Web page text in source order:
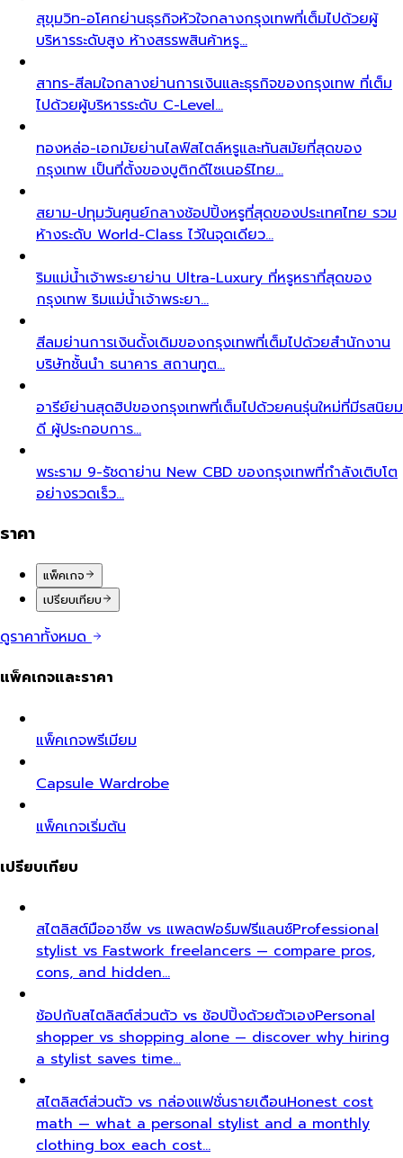
สุขุมวิท-อโศกย่านธุรกิจหัวใจกลางกรุงเทพที่เต็มไปด้วยผู้
บริหารระดับสูง ห้างสรรพสินค้าหรู…
สาทร-สีลมใจกลางย่านการเงินและธุรกิจของกรุงเทพ ที่เต็ม
ไปด้วยผู้บริหารระดับ C-Level…
ทองหล่อ-เอกมัยย่านไลฟ์สไตล์หรูและทันสมัยที่สุดของ
กรุงเทพ เป็นที่ตั้งของบูติกดีไซเนอร์ไทย…
สยาม-ปทุมวันศูนย์กลางช้อปปิ้งหรูที่สุดของประเทศไทย รวม
ห้างระดับ World-Class ไว้ในจุดเดียว…
ริมแม่น้ำเจ้าพระยาย่าน Ultra-Luxury ที่หรูหราที่สุดของ
กรุงเทพ ริมแม่น้ำเจ้าพระยา…
สีลมย่านการเงินดั้งเดิมของกรุงเทพที่เต็มไปด้วยสำนักงาน
บริษัทชั้นนำ ธนาคาร สถานทูต…
อารีย์ย่านสุดฮิปของกรุงเทพที่เต็มไปด้วยคนรุ่นใหม่ที่มีรสนิยม
ดี ผู้ประกอบการ…
พระราม 9-รัชดาย่าน New CBD ของกรุงเทพที่กำลังเติบโต
อย่างรวดเร็ว…
ราคา
แพ็คเกจ
เปรียบเทียบ
ดูราคาทั้งหมด
แพ็คเกจและราคา
แพ็คเกจพรีเมียม
Capsule Wardrobe
แพ็คเกจเริ่มต้น
เปรียบเทียบ
สไตลิสต์มืออาชีพ vs แพลตฟอร์มฟรีแลนซ์Professional
stylist vs Fastwork freelancers — compare pros,
cons, and hidden…
ช้อปกับสไตลิสต์ส่วนตัว vs ช้อปปิ้งด้วยตัวเองPersonal
shopper vs shopping alone — discover why hiring
a stylist saves time…
สไตลิสต์ส่วนตัว vs กล่องแฟชั่นรายเดือนHonest cost
math — what a personal stylist and a monthly
clothing box each cost…